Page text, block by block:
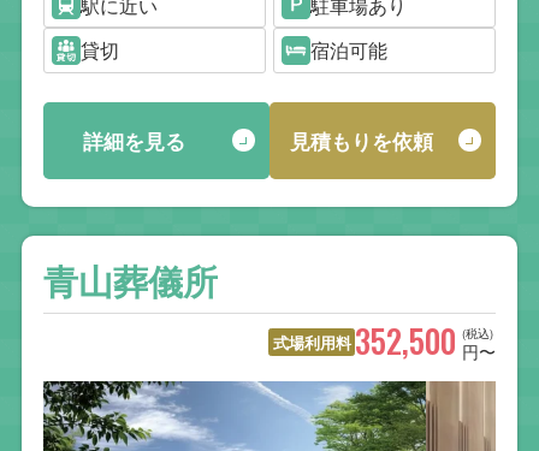
貸切
宿泊可能
詳細を見る 見積もりを依頼
青山葬儀所
式場利用料 (税込)
352,500 円〜